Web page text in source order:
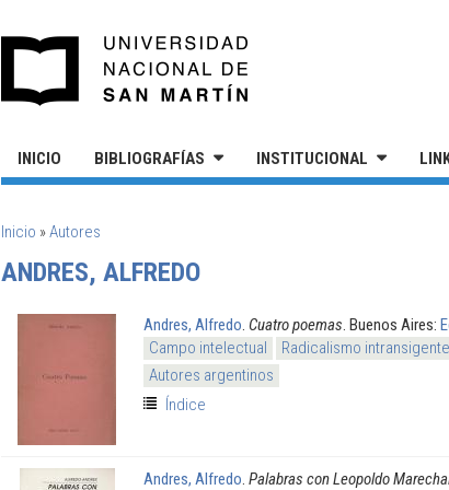
INICIO BIBLIOGRAFÍAS INSTITUCIONAL
SE ENCUENTRA USTED AQUÍ
Inicio »Autores
ANDRES, ALFREDO
Andres, Alfredo Cuatro poemas . Buenos Aires:
Campo intelectual
Radicalismo
Autores argentinos
Índice
Andres, Alfredo Palabras con Leopoldo